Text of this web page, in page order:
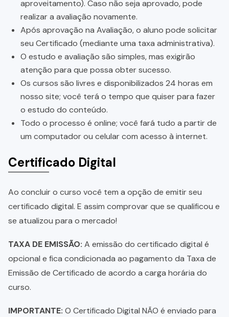
aproveitamento). Caso não seja aprovado, pode
realizar a avaliação novamente.
Após aprovação na Avaliação, o aluno pode solicitar
seu Certificado (mediante uma taxa administrativa).
O estudo e avaliação são simples, mas exigirão
atenção para que possa obter sucesso.
Os cursos são livres e disponibilizados 24 horas em
nosso site; você terá o tempo que quiser para fazer
o estudo do conteúdo.
Todo o processo é online; você fará tudo a partir de
um computador ou celular com acesso à internet.
Certificado Digital
Ao concluir o curso você tem a opção de emitir seu
certificado digital. E assim comprovar que se qualificou e
se atualizou para o mercado!
TAXA DE EMISSÃO: A emissão do certificado digital é
opcional e fica condicionada ao pagamento da Taxa de
Emissão de Certificado de acordo a carga horária do
curso.
IMPORTANTE: O Certificado Digital NÃO é enviado para